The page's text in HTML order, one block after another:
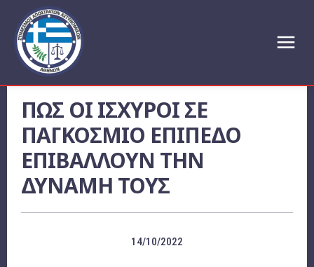
ΠΩΣ ΟΙ ΙΣΧΥΡΟΙ ΣΕ
ΠΑΓΚΟΣΜΙΟ ΕΠΙΠΕΔΟ
ΕΠΙΒΑΛΛΟΥΝ ΤΗΝ
ΔΥΝΑΜΗ ΤΟΥΣ
14/10/2022